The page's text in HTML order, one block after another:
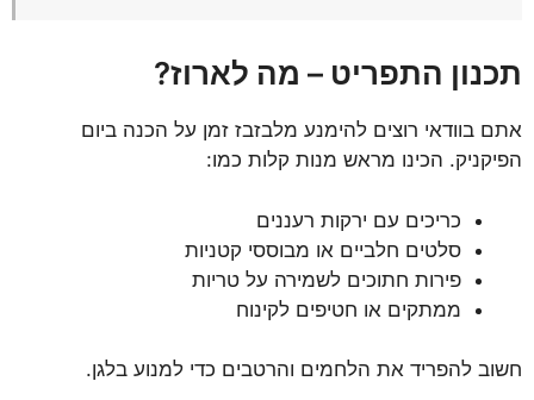
תכנון התפריט – מה לארוז?
אתם בוודאי רוצים להימנע מלבזבז זמן על הכנה ביום
הפיקניק. הכינו מראש מנות קלות כמו:
כריכים עם ירקות רעננים
סלטים חלביים או מבוססי קטניות
פירות חתוכים לשמירה על טריות
ממתקים או חטיפים לקינוח
חשוב להפריד את הלחמים והרטבים כדי למנוע בלגן.